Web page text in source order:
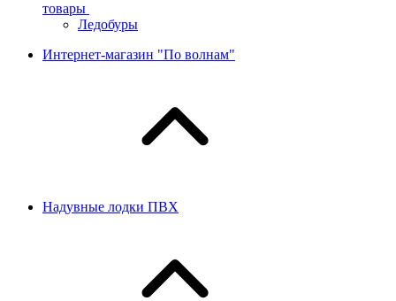
товары
Ледобуры
Интернет-магазин "По волнам"
Надувные лодки ПВХ